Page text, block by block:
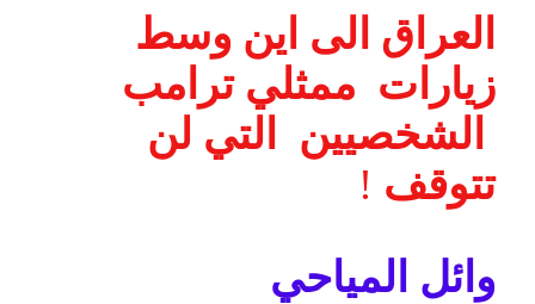
العراق الى اين وسط
زيارات ممثلي ترامب
الشخصيين التي لن
تتوقف
وائل المياحي